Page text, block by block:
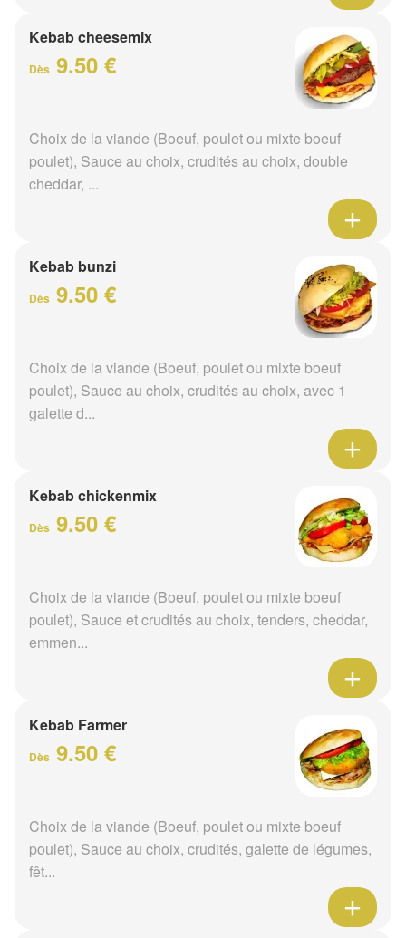
Kebab cheesemix
Dès 9.50 €
Choix de la viande (Boeuf, poulet ou mixte boeuf
poulet), Sauce au choix, crudités au choix, double
cheddar, ...
Kebab bunzi
Dès 9.50 €
Choix de la viande (Boeuf, poulet ou mixte boeuf
poulet), Sauce au choix, crudités au choix, avec 1
galette d...
Kebab chickenmix
Dès 9.50 €
Choix de la viande (Boeuf, poulet ou mixte boeuf
poulet), Sauce et crudités au choix, tenders, cheddar,
emmen...
Kebab Farmer
Dès 9.50 €
Choix de la viande (Boeuf, poulet ou mixte boeuf
poulet), Sauce au choix, crudités, galette de légumes,
fêt...